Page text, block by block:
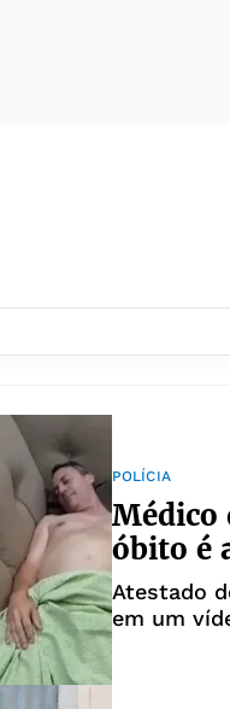
POLÍCIA
Médico
óbito é
Atestado
em um